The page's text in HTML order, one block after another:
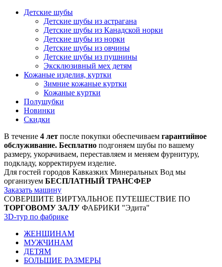
Детские шубы
Детские шубы из астрагана
Детские шубы из Канадской норки
Детские шубы из норки
Детские шубы из овчины
Детские шубы из пушнины
Эксклюзивный мех детям
Кожаные изделия, куртки
Зимние кожаные куртки
Кожаные куртки
Полушубки
Новинки
Скидки
В течение 4 лет после покупки обеспечиваем гарантийное
обслуживание. Бесплатно подгоняем шубы по вашему
размеру, укорачиваем, переставляем и меняем фурнитуру,
подкладу, корректируем изделие.
Для гостей городов Кавказких Минеральных Вод мы
организуем БЕСПЛАТНЫЙ ТРАНСФЕР
Заказать машину
СОВЕРШИТЕ ВИРТУАЛЬНОЕ ПУТЕШЕСТВИЕ ПО
ТОРГОВОМУ ЗАЛУ ФАБРИКИ "Эдита"
3D-тур по фабрике
ЖЕНЩИНАМ
МУЖЧИНАМ
ДЕТЯМ
БОЛЬШИЕ РАЗМЕРЫ